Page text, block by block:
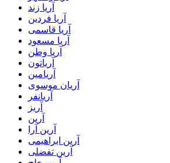
آریا زند
آریا فردین
آریا قاسمی
آریا مسعود
آریا وطن
آریاتون
آریامین
آریان موسوی
آریانفر
آریز
آرین
آرین آرا
آرین ابراهیمی
آرین تفضلی